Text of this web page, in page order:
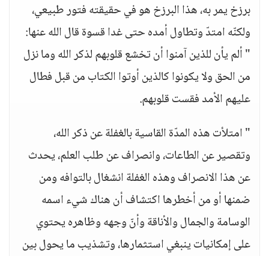
برزخ يمر به، هذا البرزخ هو في حقيقته فتور طبيعي،
ولكنّه امتدّ وتطاول أمده حتى غدا قسوة قال الله عنها:
" ألم يأن للذين آمنوا أن تخشع قلوبهم لذكر الله وما نزل
من الحق ولا يكونوا كالذين أوتوا الكتاب من قبل فطال
عليهم الأمد فقست قلوبهم.
" امتلأت هذه المدّة القاسية بالغفلة عن ذكر الله،
وتقصير عن الطاعات، وانصراف عن طلب العلم، يحدث
عن هذا الانصراف وهذه الغفلة انشغال بالتوافه ومن
ضمنها أو من أخطرها اكتشاف أن هناك شيء اسمه
الوسامة والجمال والأناقة وأنّ وجهه وظاهره يحتوي
على إمكانيات ينبغي استثمارها، وتشذيب ما يحول بين